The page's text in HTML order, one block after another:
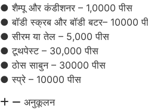
● शैम्पू और कंडीशनर – 1,0000 पीस
● बॉडी स्क्रब और बॉडी बटर– 10000
● सीरम या तेल – 5,000 पीस
● टूथपेस्ट – 30,000 पीस
● ठोस साबुन – 30000 पीस
● स्प्रे – 10000 पीस
अनुकूलन